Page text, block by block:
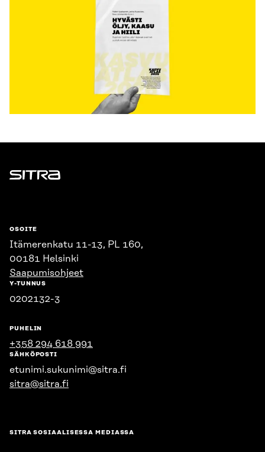
Sitra
OSOITE
Itämerenkatu 11-13, PL 160,
00181 Helsinki
Saapumisohjeet
Y-TUNNUS
0202132-3
PUHELIN
+358 294 618 991
SÄHKÖPOSTI
etunimi.sukunimi@sitra.fi
sitra@sitra.fi
SITRA SOSIAALISESSA MEDIASSA